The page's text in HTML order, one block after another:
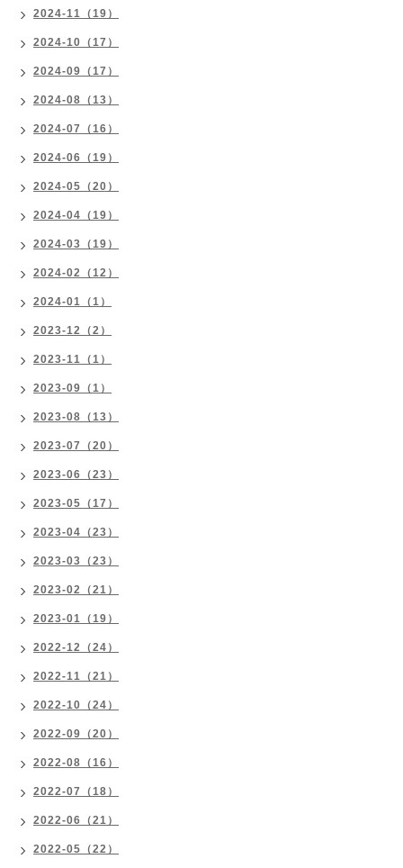
2024-11（19）
2024-10（17）
2024-09（17）
2024-08（13）
2024-07（16）
2024-06（19）
2024-05（20）
2024-04（19）
2024-03（19）
2024-02（12）
2024-01（1）
2023-12（2）
2023-11（1）
2023-09（1）
2023-08（13）
2023-07（20）
2023-06（23）
2023-05（17）
2023-04（23）
2023-03（23）
2023-02（21）
2023-01（19）
2022-12（24）
2022-11（21）
2022-10（24）
2022-09（20）
2022-08（16）
2022-07（18）
2022-06（21）
2022-05（22）